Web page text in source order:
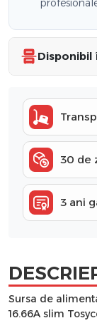
Disponibil
30 de
3 ani
Sursa de
16.66A slim